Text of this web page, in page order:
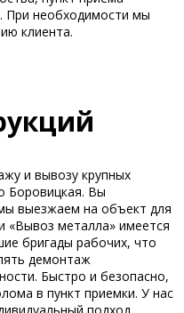
При необходимости мы
клиента.
и вывозу крупных
Боровицкая. Вы
выезжаем на объект для
«Вывоз металла» имеется
бригады рабочих, что
демонтаж
Быстро и безопасно,
в пункт приемки. У нас